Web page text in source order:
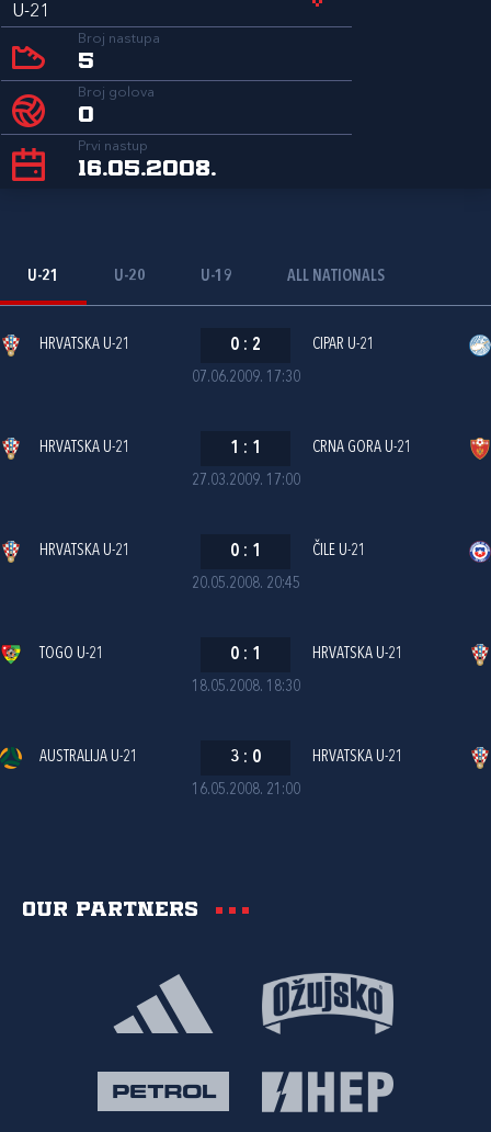
U-21
Broj nastupa
5
Broj golova
0
Prvi nastup
16.05.2008.
U-21 U-20 U-19 ALL NATIONALS
07.06.2009. 17:30
HRVATSKA U-21 0 : 2 CIPAR U-21
27.03.2009. 17:00
HRVATSKA U-21 1 : 1 CRNA GORA U-21
20.05.2008. 20:45
HRVATSKA U-21 0 : 1 ČILE U-21
18.05.2008. 18:30
TOGO U-21 0 : 1 HRVATSKA U-21
16.05.2008. 21:00
AUSTRALIJA U-21 3 : 0 HRVATSKA U-21
Our partners